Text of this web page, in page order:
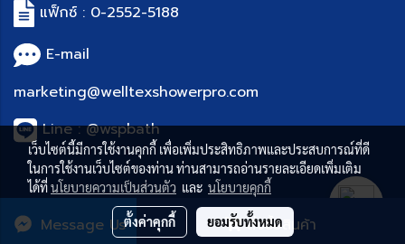
สั่งซื้อสินค้า
Message Us
แฟ็กซ์ : 0-2552-5188
E-mail
marketing@welltexshowerpro.com
Line : @wspbath
© Copyright 2019WSP All Rights Reserved.
เว็บไซต์นี้มีการใช้งานคุกกี้ เพื่อเพิ่มประสิทธิภาพและประสบการณ์ที่ดี
ในการใช้งานเว็บไซต์ของท่าน ท่านสามารถอ่านรายละเอียดเพิ่มเติม
ได้ที่นโยบายความเป็นส่วนตัว และ นโยบายคุกกี้
ตั้งค่าคุกกี้ ยอมรับทั้งหมด